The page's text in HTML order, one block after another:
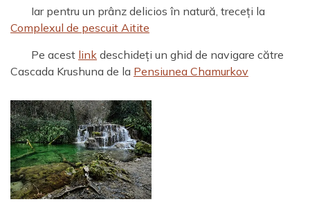
Iar pentru un prânz delicios în natură, treceți la
Complexul de pescuit Aitite
Pe acest link deschideți un ghid de navigare către
Cascada Krushuna de la Pensiunea Chamurkov